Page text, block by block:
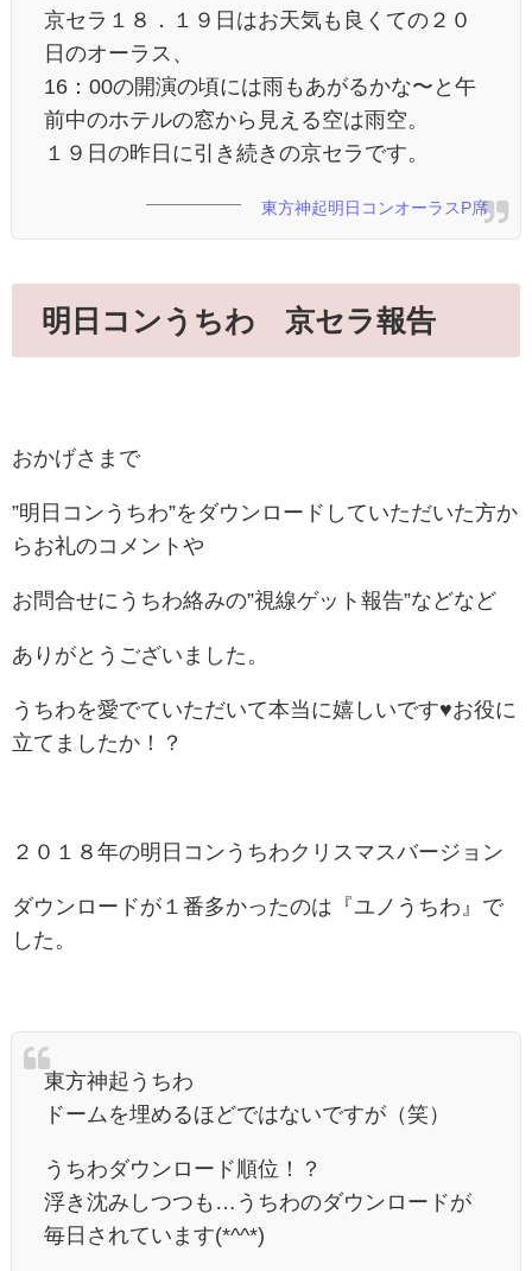
京セラ１８．１９日はお天気も良くての２０
日のオーラス、
16：00の開演の頃には雨もあがるかな〜と午
前中のホテルの窓から見える空は雨空。
１９日の昨日に引き続きの京セラです。
東方神起明日コンオーラスP席
明日コンうちわ 京セラ報告
おかげさまで
”明日コンうちわ”をダウンロードしていただいた方か
らお礼のコメントや
お問合せにうちわ絡みの”視線ゲット報告”などなど
ありがとうございました。
うちわを愛でていただいて本当に嬉しいです♥お役に
立てましたか！？
２０１８年の明日コンうちわクリスマスバージョン
ダウンロードが１番多かったのは『ユノうちわ』で
した。
東方神起うちわ
ドームを埋めるほどではないですが（笑）
うちわダウンロード順位！？
浮き沈みしつつも…うちわのダウンロードが
毎日されています(*^^*)